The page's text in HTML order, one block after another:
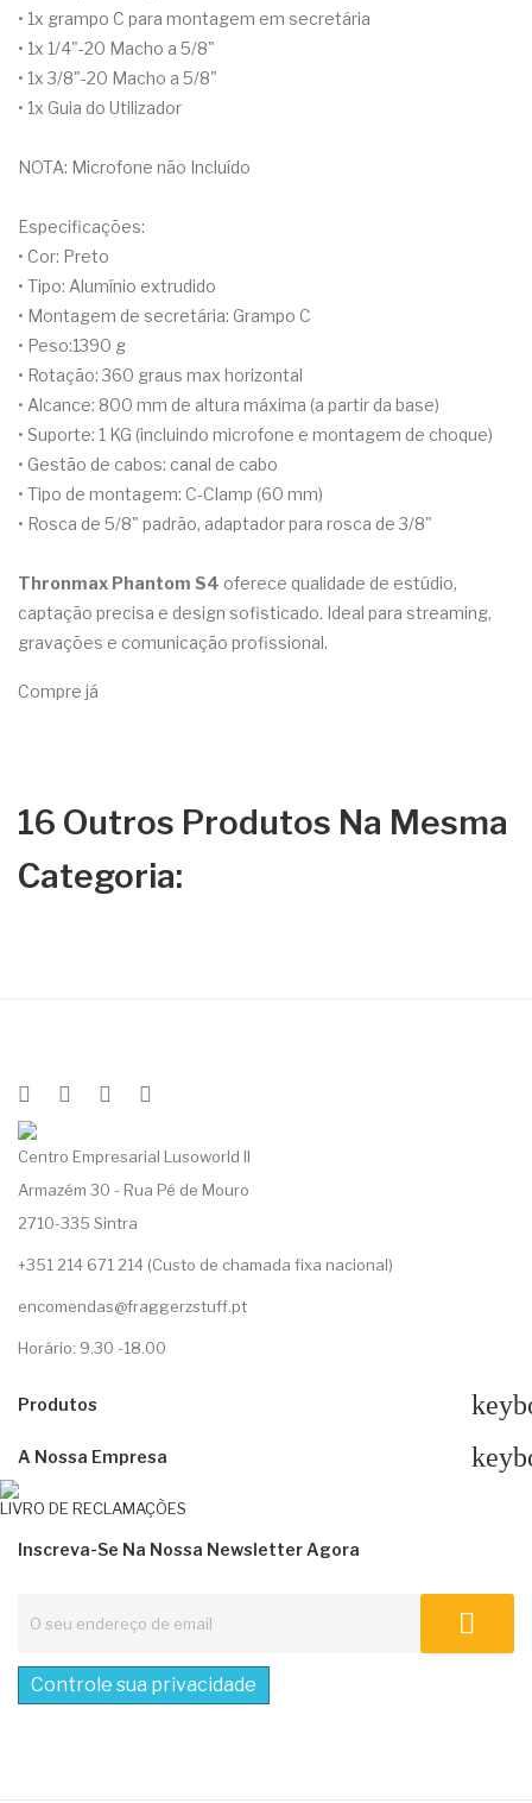
• 1x grampo C para montagem em secretária
• 1x 1/4"-20 Macho a 5/8"
• 1x 3/8"-20 Macho a 5/8"
• 1x Guia do Utilizador
NOTA: Microfone não Incluído
Especificações:
• Cor: Preto
• Tipo: Alumínio extrudido
• Montagem de secretária: Grampo C
• Peso:1390 g
• Rotação: 360 graus max horizontal
• Alcance: 800 mm de altura máxima (a partir da base)
• Suporte: 1 KG (incluindo microfone e montagem de choque)
• Gestão de cabos: canal de cabo
• Tipo de montagem: C-Clamp (60 mm)
• Rosca de 5/8" padrão, adaptador para rosca de 3/8"
Thronmax Phantom S4 oferece qualidade de estúdio,
captação precisa e design sofisticado. Ideal para streaming,
gravações e comunicação profissional.
Compre já
16 Outros Produtos Na Mesma
Categoria:
Centro Empresarial Lusoworld II
Armazém 30 - Rua Pé de Mouro
2710-335 Sintra
+351 214 671 214 (Custo de chamada fixa nacional)
encomendas@fraggerzstuff.pt
Horário: 9.30 -18.00
Produtos
A Nossa Empresa
LIVRO DE RECLAMAÇÕES
Inscreva-Se Na Nossa Newsletter Agora
Controle sua privacidade